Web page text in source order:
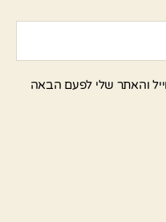
והאתר שלי לפעם הבאה